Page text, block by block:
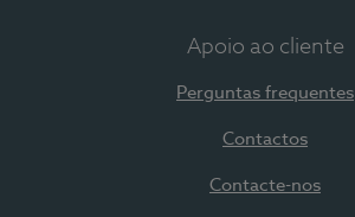
Apoio ao cliente
Perguntas frequentes
Contactos
Contacte-nos